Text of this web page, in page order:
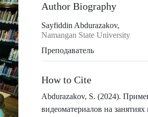
Author Biography
Sayfiddin Abdurazakov,
Namangan State University
Преподаватель
How to Cite
Abdurazakov, S. (2024).
видеоматериалов на